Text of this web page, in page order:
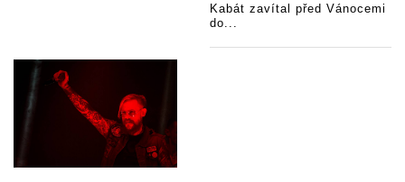
Kabát zavítal před Vánocemi
do...